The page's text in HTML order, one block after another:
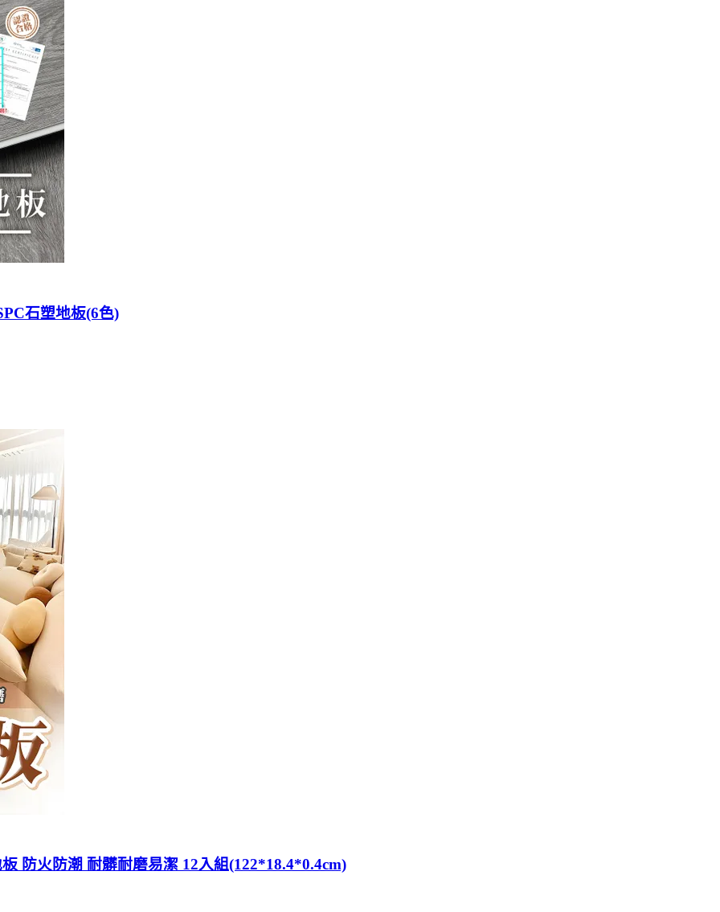
石塑地板(6色)
防火防潮 耐髒耐磨易潔 12入組(122*18.4*0.4cm)